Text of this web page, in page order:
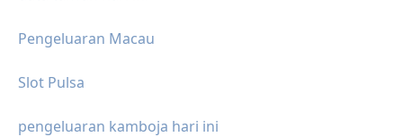
Pengeluaran Macau
Slot Pulsa
pengeluaran kamboja hari ini